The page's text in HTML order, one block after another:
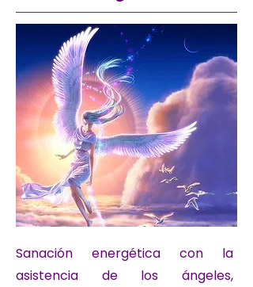
Sanación energética con la
asistencia de los ángeles,